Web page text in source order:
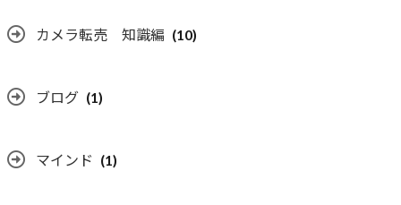
カメラ転売 知識編 (10)
ブログ (1)
マインド (1)